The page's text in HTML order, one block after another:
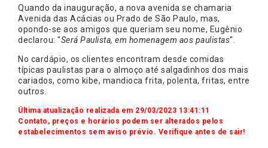
Quando da inauguração, a nova avenida se chamaria
Avenida das Acácias ou Prado de São Paulo, mas,
opondo-se aos amigos que queriam seu nome, Eugênio
declarou: "Será Paulista, em homenagem aos paulistas".
No cardápio, os clientes encontram desde comidas
típicas paulistas para o almoço até salgadinhos dos mais
cariados, como kibe, mandioca frita, polenta, fritas, entre
outros.
Última atualização realizada em 29/03/2023 13:41:11
Contato, preços e horários podem ser alterados pelos
estabelecimentos sem aviso prévio. Verifique antes de sair!